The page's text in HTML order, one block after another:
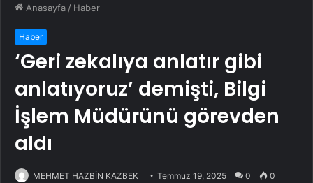
Anasayfa / Haber
Haber
‘Geri zekalıya anlatır gibi
anlatıyoruz’ demişti, Bilgi
İşlem Müdürünü görevden
aldı
MEHMET HAZBİN KAZBEK Temmuz 19, 2025 0 0